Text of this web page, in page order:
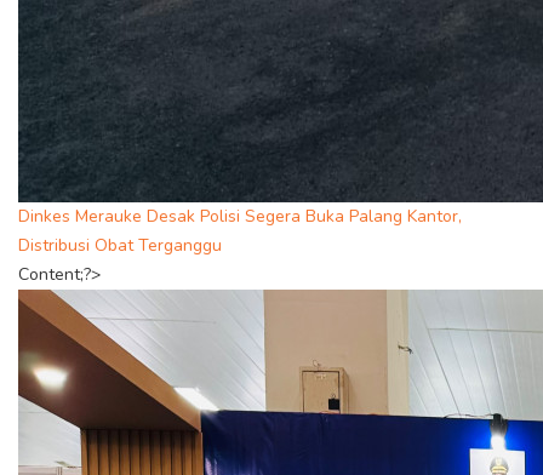
Dinkes Merauke Desak Polisi Segera Buka Palang Kantor,
Distribusi Obat Terganggu
Content;?>